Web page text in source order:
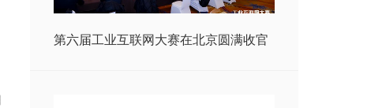
第六届工业互联网大赛在北京圆满收官